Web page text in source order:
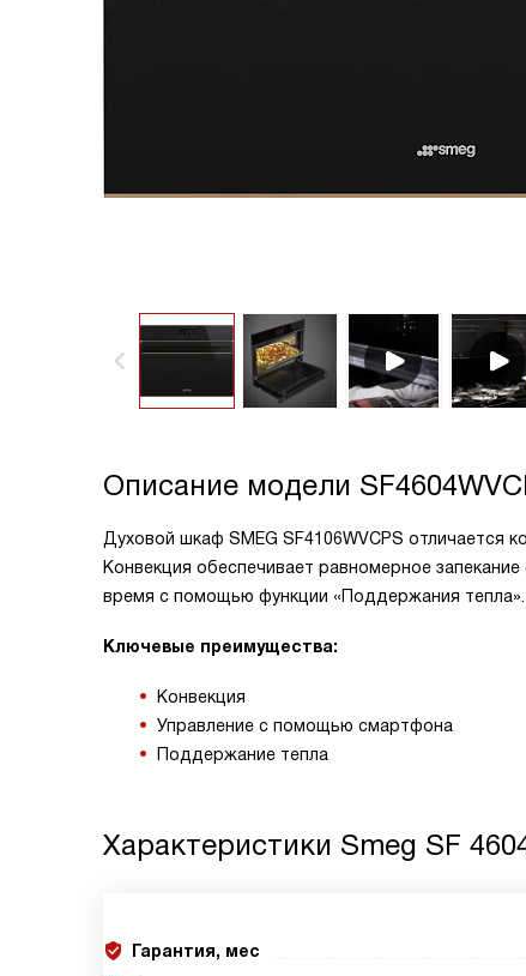
Описание модели
Духовой шкаф SMEG SF4106WVCPS
Конвекция обеспечивает равномерное
время с помощью функции «Поддержания тепла».
Ключевые преимущества:
Конвекция
Управление с помощью смартфона
Поддержание тепла
Характеристики Smeg SF
Гарантия, мес